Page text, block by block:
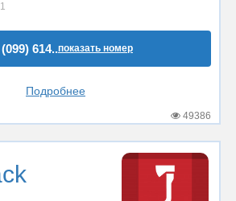
614..показать номер
Подробнее
49386